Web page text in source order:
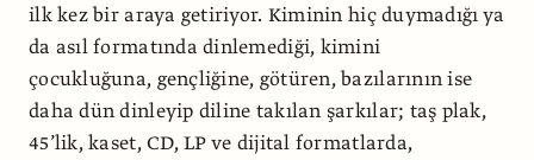
ilk kez bir araya getiriyor. Kiminin hiç duymadığı ya
da asıl formatında dinlemediği, kimini
çocukluğuna, gençliğine, götüren, bazılarının ise
daha dün dinleyip diline takılan şarkılar; taş plak,
45’lik, kaset, CD, LP ve dijital formatlarda,